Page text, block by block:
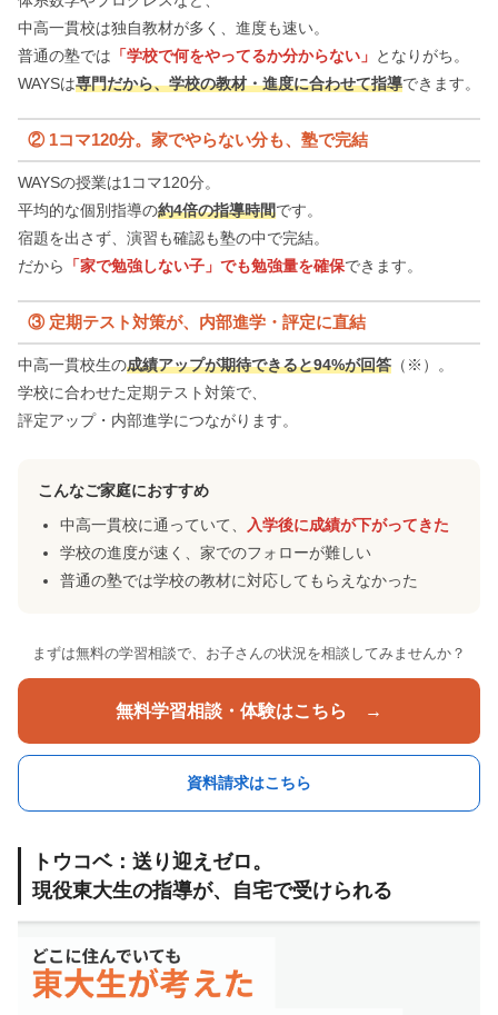
中高一貫校は独自教材が多く、進度も速い。
普通の塾では 「学校で何をやってるか分からない」 となりがち。
WAYSは専門だから、学校の教材・進度に合わせて指導できます。
② 1コマ120分。家でやらない分も、塾で完結
WAYSの授業は1コマ120分。
平均的な個別指導の約4倍の指導時間です。
宿題を出さず、演習も確認も塾の中で完結。
だから
「家で勉強しない子」でも勉強量を確保できます。
③ 定期テスト対策が、内部進学・評定に直結
中高一貫校生の成績アップが期待できると94%が回答 （※）。
学校に合わせた定期テスト対策で、
評定アップ・内部進学につながります。
こんなご家庭におすすめ
中高一貫校に通っていて、 入学後に成績が下がってきた
学校の進度が速く、家でのフォローが難しい
普通の塾では学校の教材に対応してもらえなかった
まずは無料の学習相談で、お子さんの状況を相談してみませんか？
無料学習相談・体験はこちら →
資料請求はこちら
トウコベ：送り迎えゼロ。
現役東大生の指導が、自宅で受けられる